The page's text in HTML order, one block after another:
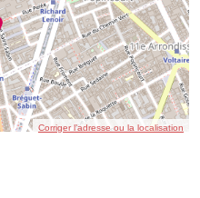
Corriger l’adresse ou la localisation